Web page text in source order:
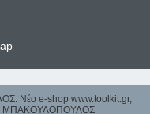
Νέο e-shop www.toolkit.gr,
- ΜΠΑΚΟΥΛΟΠΟΥΛΟΣ